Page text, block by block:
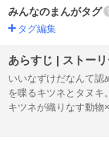
みんなのまんがタグ
タグ編集
あらすじ | ストー
いいなずけだなんて
を喋るキツネとタヌキ
キツネが織りなす動物